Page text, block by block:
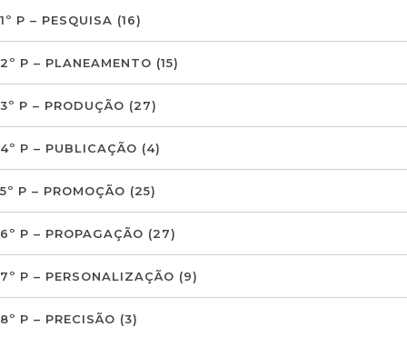
1º P – PESQUISA (16)
2º P – PLANEAMENTO (15)
3º P – PRODUÇÃO (27)
4º P – PUBLICAÇÃO (4)
5º P – PROMOÇÃO (25)
6º P – PROPAGAÇÃO (27)
7º P – PERSONALIZAÇÃO (9)
8º P – PRECISÃO (3)